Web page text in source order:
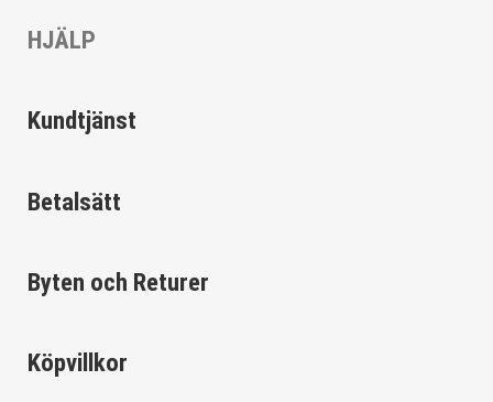
HJÄLP
Kundtjänst
Betalsätt
Byten och Returer
Köpvillkor